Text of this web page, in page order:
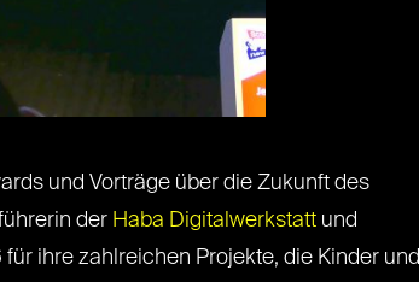
und Vorträge über die Zukunft des
der Haba Digitalwerkstattund
ihre zahlreichen Projekte, die Kinder und